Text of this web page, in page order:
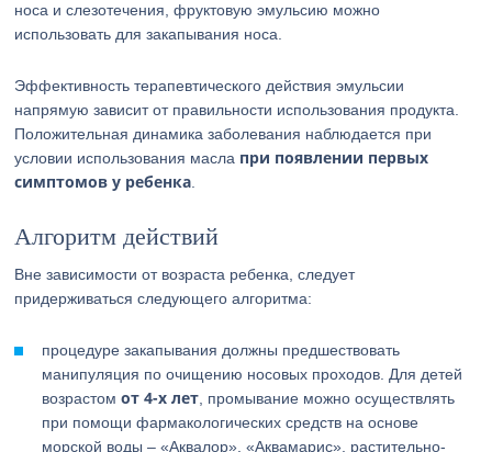
носа и слезотечения, фруктовую эмульсию можно
использовать для закапывания носа.
Эффективность терапевтического действия эмульсии
напрямую зависит от правильности использования продукта.
Положительная динамика заболевания наблюдается при
условии использования масла при появлении первых
симптомов у ребенка
Алгоритм действий
Вне зависимости от возраста ребенка, следует
придерживаться следующего алгоритма:
процедуре закапывания должны предшествовать
манипуляция по очищению носовых проходов. Для детей
возрастомот 4-х лет , промывание можно осуществлять
при помощи фармакологических средств на основе
морской воды – «Аквалор», «Аквамарис», растительно-